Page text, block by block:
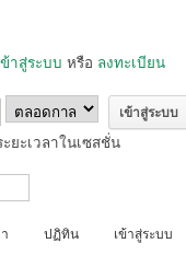
ข้าสู่ระบบ หรือ ลงทะเบียน
ยะเวลาในเซสชั่น
ปฏิทิน เข้าสู่ระบบ